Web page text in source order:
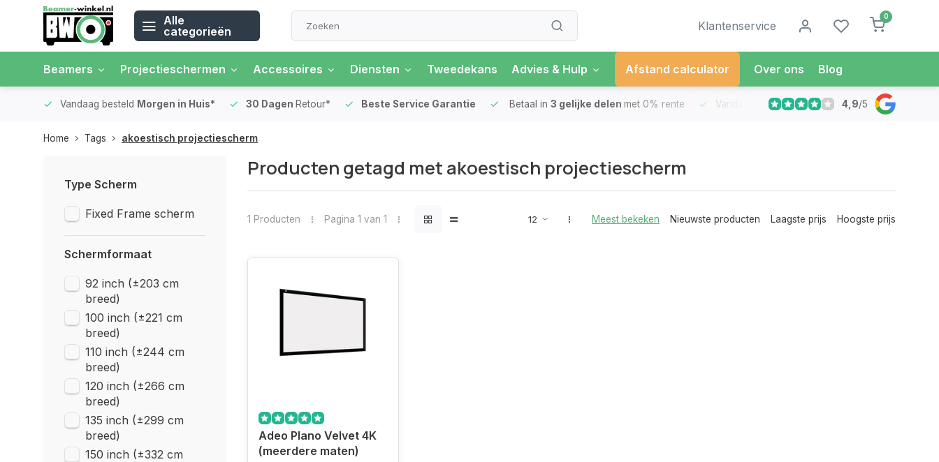
Alle
categorieën
Klantenservice
0
Beamers Projectieschermen Accessoires Diensten Tweedekans Advies & Hulp Afstand calculator Over ons Blog
Vandaag besteld Morgen in Huis* 30 Dagen Retour* Beste Service Garantie Betaal in 3 gelijke delen met 0% rente Vandaag besteldMorgen in Huis*
4,9/5
Home Tags akoestisch projectiescherm
Type Scherm
Fixed Frame scherm
Schermformaat
92 inch (±203 cm
breed)
100 inch (±221 cm
breed)
110 inch (±244 cm
breed)
120 inch (±266 cm
breed)
135 inch (±299 cm
breed)
150 inch (±332 cm
Producten getagd met akoestisch projectiescherm
1 Producten Pagina 1 van 1 Meest bekeken Nieuwste producten Laagste prijs Hoogste prijs
Adeo Plano Velvet 4K
(meerdere maten)